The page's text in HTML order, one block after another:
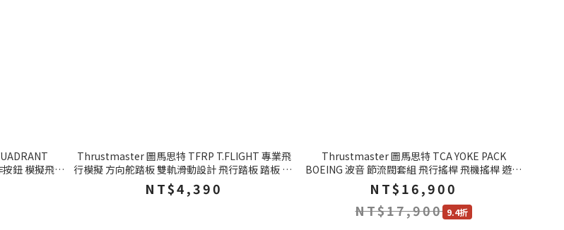
鈕 模擬飛行
Thrustmaster 圖馬思特 TFRP T.FLIGHT 專業飛
行模擬 方向舵踏板 雙軌滑動設計 飛行踏板 踏板 PC
PS4 XBOX
NT$4,390
Thrustmaster 圖馬思特 TCA YOKE PACK
BOEING 波音 節流閥套組 飛行搖桿 飛機搖桿 遊戲
手把 PC XBOX
NT$16,900
NT$17,900 9.4折